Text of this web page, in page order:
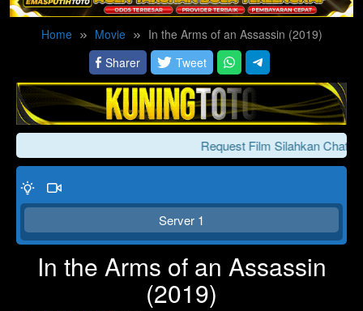
Home Movie
In the Arms of an Assassin (2019)
Sharer
Tweet
Request Film Silahkan Chat
Server 1
In the Arms of an Assassin
(2019)